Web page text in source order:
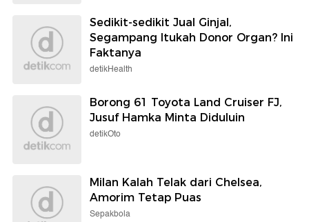
Sedikit-sedikit Jual Ginjal,
Segampang Itukah Donor Organ? Ini
Faktanya
detikHealth
Borong 61 Toyota Land Cruiser FJ,
Jusuf Hamka Minta Diduluin
detikOto
Milan Kalah Telak dari Chelsea,
Amorim Tetap Puas
Sepakbola